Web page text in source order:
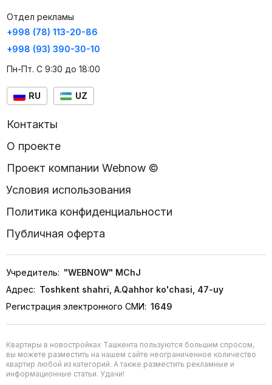
Отдел рекламы
+998 (78) 113-20-86
+998 (93) 390-30-10
Пн-Пт. С 9:30 до 18:00
RU UZ
Контакты
О проекте
Проект компании Webnow ©
Условия использования
Политика конфиденциальности
Публичная оферта
Учредитель: "WEBNOW" MChJ
Адрес: Toshkent shahri, A.Qahhor ko'chasi, 47-uy
Регистрация электронного СМИ: 1649
Квартиры в новостройках Ташкента пользуются большим спросом,
вы можете разместить на нашем сайте неограниченное количество
квартир любой из категорий. А также разместить рекламные и
информационные статьи. Удачи!